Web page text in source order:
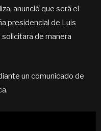
anunció que será el
presidencial de Luis
de manera
un comunicado de